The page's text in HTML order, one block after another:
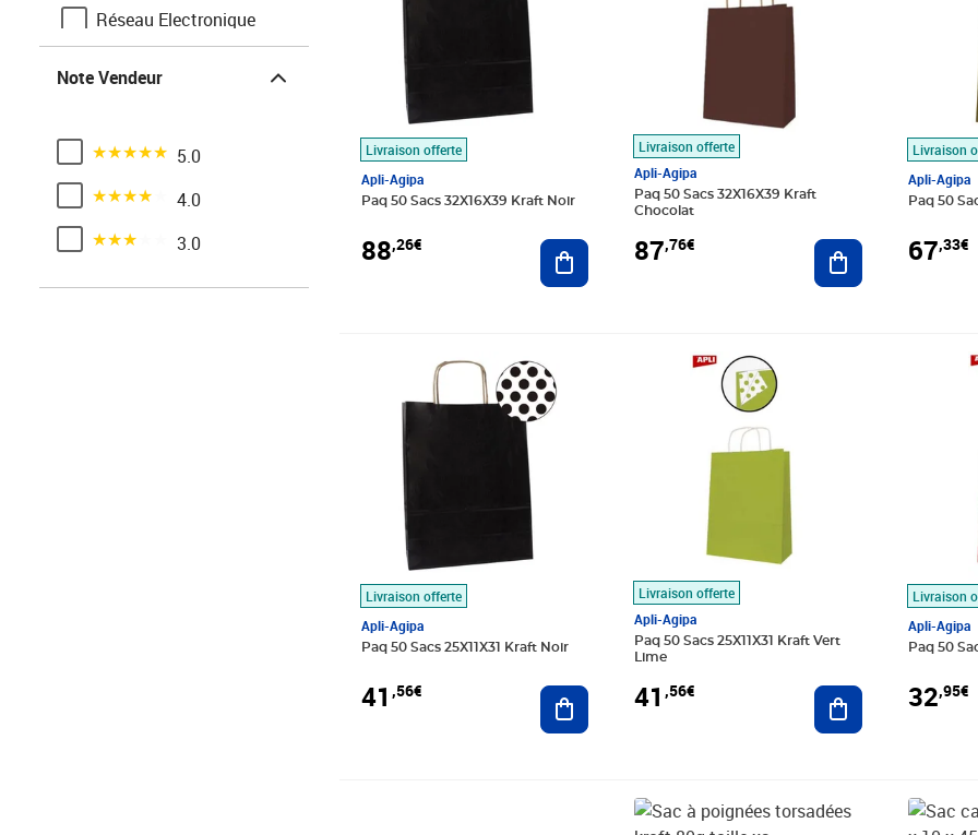
Réseau Electronique
Note Vendeur
Noté 5 sur 55.0
Noté 4 sur 54.0
Noté 3 sur 53.0
Livraison offerte
Apli-Agipa
Paq 50 Sacs 32X16X39 Kraft Noir
88,26€ Ajouter au panier
Livraison offerte
Apli-Agipa
Paq 50 Sacs 32X16X39 Kraft
Chocolat
87,76€ Ajouter au panier
Livraison
Apli-Agipa
Paq 50
67,33€
Livraison offerte
Apli-Agipa
Paq 50 Sacs 25X11X31 Kraft Noir
41 ,56€
Prix 41,56€
Ajouter au panier
Livraison offerte
Apli-Agipa
Paq 50 Sacs 25X11X31 Kraft Vert
Lime
41,56€
Prix 41,56€
Ajouter au panier
Livraison
Apli-Agipa
Paq 50
32,95€
Prix
Prix 8,61€ Prix